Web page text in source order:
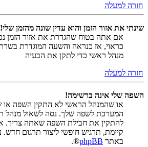
חזרה למעלה
שינתי את אזור הזמן והוא עדין שונה מהזמן שלי!
אם אתה בטוח שהגדרת את אזור הזמן נכון
כראוי, אז כנראה והשעה המוגדרת בשרת
מנהל ראשי כדי לתקן את הבעיה
חזרה למעלה
השפה שלי אינה ברשימה!
או שהמנהל הראשי לא התקין השפה
המערכת לשפה שלך. נסה לשאול מנהל
להתקין את חבילת השפה שאתה צריך.
קיימת, תרגיש חופשי ליצור תרגום חדש.
באתר phpBB
®.